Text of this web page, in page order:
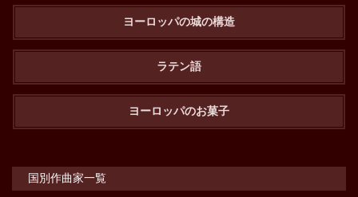
ヨーロッパの城の構造
ラテン語
ヨーロッパのお菓子
国別作曲家一覧